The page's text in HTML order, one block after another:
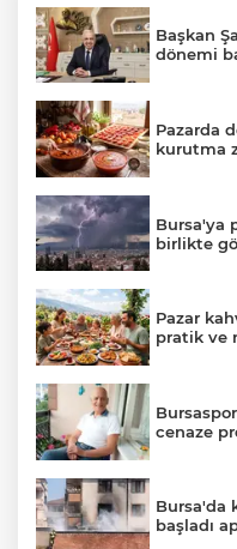
Başkan
dönemi
Pazarda
kurutma
Bursa'ya
birlikte
Pazar
pratik ve
cenaze
Bursa'da
başladı